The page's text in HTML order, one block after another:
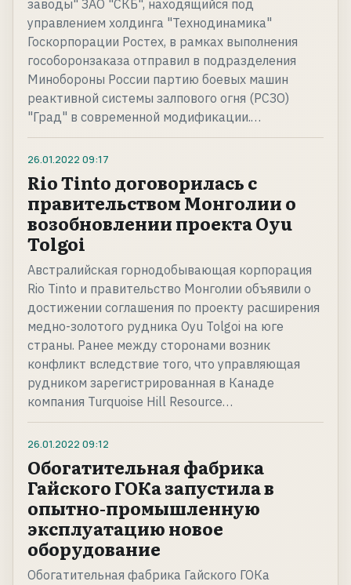
заводы" ЗАО "СКБ", находящийся под
управлением холдинга "Технодинамика"
Госкорпорации Ростех, в рамках выполнения
гособоронзаказа отправил в подразделения
Минобороны России партию боевых машин
реактивной системы залпового огня (РСЗО)
"Град" в современной модификации.…
26.01.2022 09:17
Rio Tinto договорилась с
правительством Монголии о
возобновлении проекта Oyu
Tolgoi
Австралийская горнодобывающая корпорация
Rio Tinto и правительство Монголии объявили о
достижении соглашения по проекту расширения
медно-золотого рудника Oyu Tolgoi на юге
страны. Ранее между сторонами возник
конфликт вследствие того, что управляющая
рудником зарегистрированная в Канаде
компания Turquoise Hill Resource…
26.01.2022 09:12
Обогатительная фабрика
Гайского ГОКа запустила в
опытно-промышленную
эксплуатацию новое
оборудование
Обогатительная фабрика Гайского ГОКа